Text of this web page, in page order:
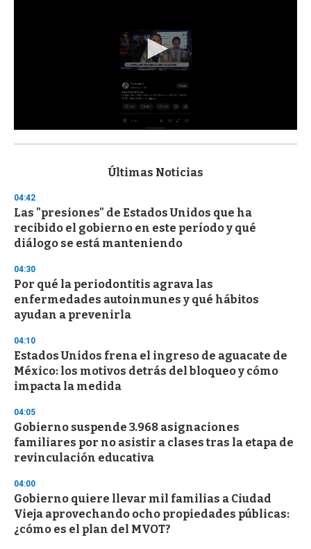
s
d
s
o
f
3
s
e
c
o
n
Últimas Noticias
04:42
Las "presiones" de Estados Unidos que ha
recibido el gobierno en este período y qué
diálogo se está manteniendo
04:30
Por qué la periodontitis agrava las
enfermedades autoinmunes y qué hábitos
ayudan a prevenirla
04:10
Estados Unidos frena el ingreso de aguacate de
México: los motivos detrás del bloqueo y cómo
impacta la medida
04:05
Gobierno suspende 3.968 asignaciones
familiares por no asistir a clases tras la etapa de
revinculación educativa
04:00
Gobierno quiere llevar mil familias a Ciudad
Vieja aprovechando ocho propiedades públicas:
¿cómo es el plan del MVOT?